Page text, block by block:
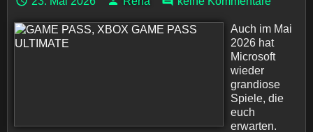
Auch im Mai
2026 hat
Microsoft
wieder
grandiose
Spiele, die
euch
erwarten.